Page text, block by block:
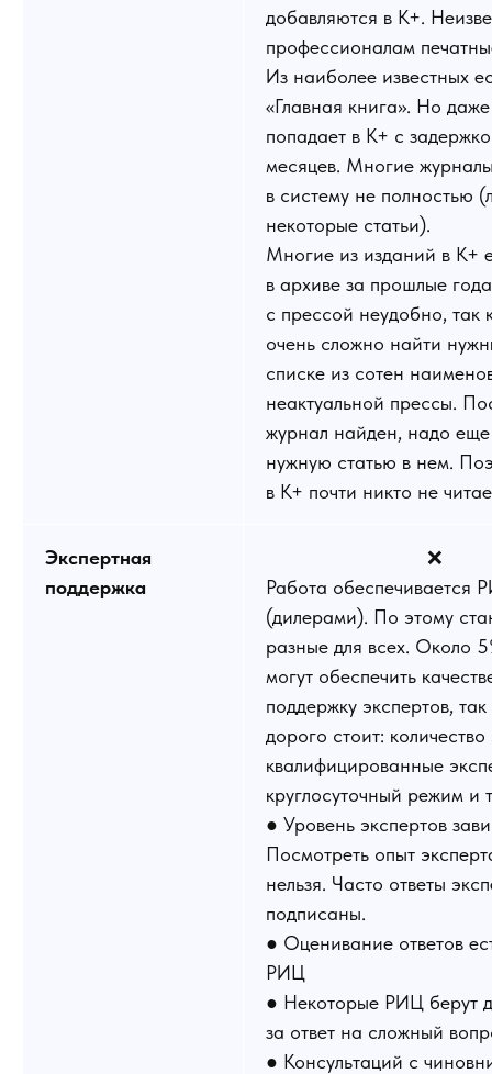
добавляются в К+.
профессионалам
Из наиболее известных
«Главная книга». Но
попадает в К+ с
месяцев. Многие
в систему не полностью
некоторые статьи).
Многие из изданий в К+
в архиве за прошлые
с прессой неудобно, так
очень сложно найти
списке из сотен
неактуальной прессы.
журнал найден, надо
нужную статью в нем.
в К+ почти никто не
Экспертная
поддержка
❌
Работа обеспечивается
(дилерами). По этому
разные для всех. Около
могут обеспечить
поддержку экспертов, так
дорого стоит: количество
квалифицированные
круглосуточный режим и
● Уровень экспертов
Посмотреть опыт
нельзя. Часто ответы
подписаны.
● Оценивание ответов
РИЦ
● Некоторые РИЦ берут
за ответ на сложный
● Консультаций с